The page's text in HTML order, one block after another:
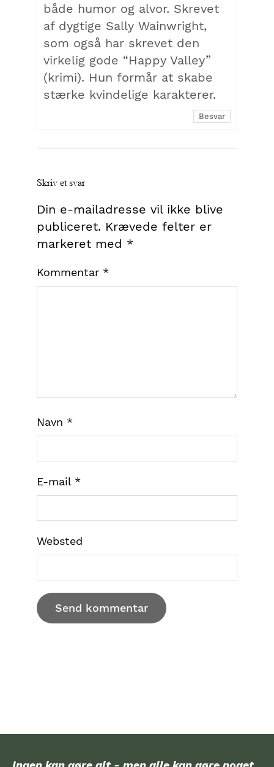
både humor og alvor. Skrevet
af dygtige Sally Wainwright,
som også har skrevet den
virkelig gode “Happy Valley”
(krimi). Hun formår at skabe
stærke kvindelige karakterer.
Besvar
Skriv et svar
Din e-mailadresse vil ikke blive
publiceret. Krævede felter er
markeret med *
Kommentar *
Navn *
E-mail *
Websted